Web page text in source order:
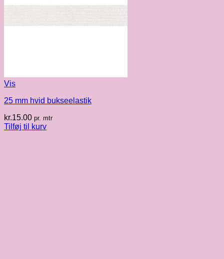
Vis
25 mm hvid bukseelastik
kr.15.00 pr. mtr
Tilføj til kurv